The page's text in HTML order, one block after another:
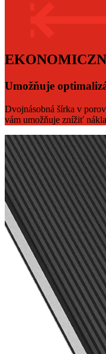
Umožňuje
Dvojnásobná šírka v
vám umožňuje znížiť